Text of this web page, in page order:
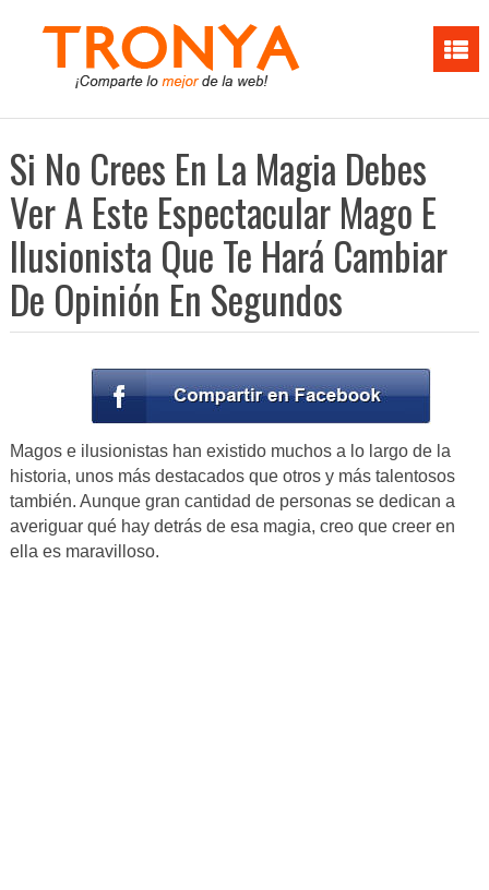
Si No Crees En La Magia Debes
Ver A Este Espectacular Mago E
Ilusionista Que Te Hará Cambiar
De Opinión En Segundos
Magos e ilusionistas han existido muchos a lo largo de la
historia, unos más destacados que otros y más talentosos
también. Aunque gran cantidad de personas se dedican a
averiguar qué hay detrás de esa magia, creo que creer en
ella es maravilloso.